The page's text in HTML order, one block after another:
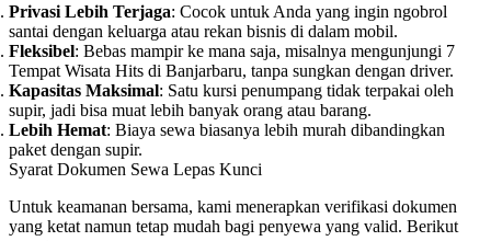
Privasi Lebih Terjaga: Cocok untuk Anda yang ingin ngobrol
santai dengan keluarga atau rekan bisnis di dalam mobil.
Fleksibel: Bebas mampir ke mana saja, misalnya mengunjungi 7
Tempat Wisata Hits di Banjarbaru, tanpa sungkan dengan driver.
Kapasitas Maksimal: Satu kursi penumpang tidak terpakai oleh
supir, jadi bisa muat lebih banyak orang atau barang.
Lebih Hemat: Biaya sewa biasanya lebih murah dibandingkan
paket dengan supir.
Syarat Dokumen Sewa Lepas Kunci
Untuk keamanan bersama, kami menerapkan verifikasi dokumen
yang ketat namun tetap mudah bagi penyewa yang valid. Berikut